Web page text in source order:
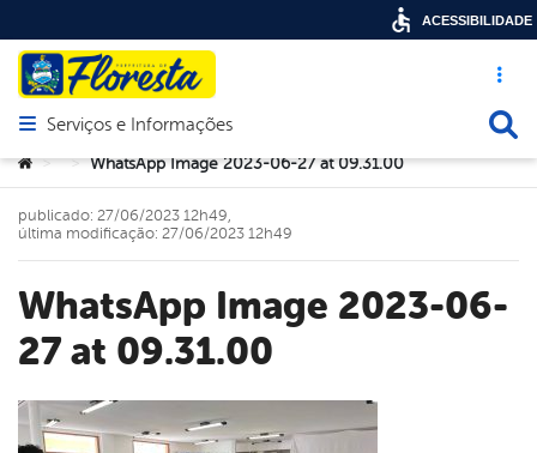
Acesso
Abrir menu principal de navegação
Serviços e Informações
Você está aqui:
> > WhatsApp Image 2023-06-27 at 09.31.00
WhatsApp Image 2023-06-
27 at 09.31.00
publicado: 27/06/2023 12h49,
última modificação: 27/06/2023 12h49
ACESSIBILIDADE